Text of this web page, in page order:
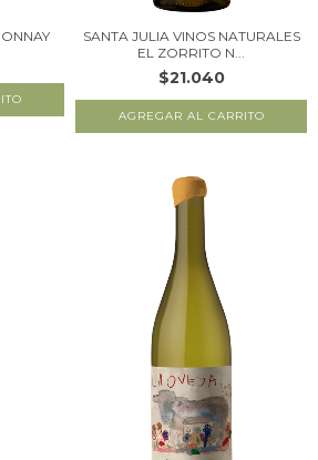
SANTA JULIA VINOS NATURALES
EL ZORRITO N...
$21.040